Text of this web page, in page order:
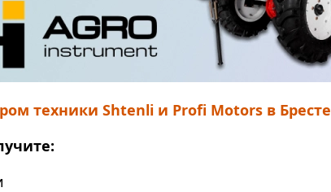
техники Shtenli и Profi Motors в Бресте